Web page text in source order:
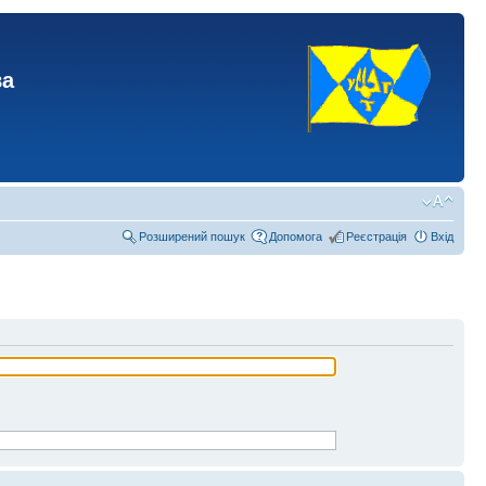
Розширений пошук Допомога Реєстрація Вхід